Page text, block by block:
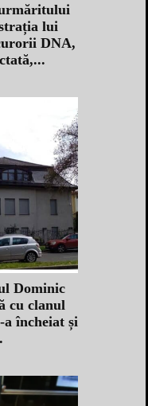
lui
DNA,
Dominic
cu clanul
încheiat și